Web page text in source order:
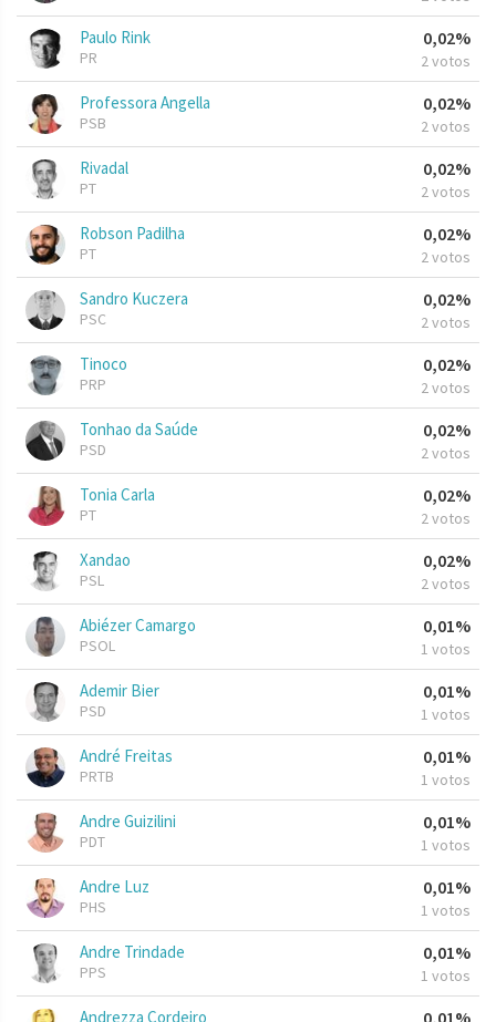
Paulo Rink
PR
0,02%
2 votos
Professora Angella
PSB
0,02%
2 votos
Rivadal
PT
0,02%
2 votos
Robson Padilha
PT
0,02%
2 votos
Sandro Kuczera
PSC
0,02%
2 votos
Tinoco
PRP
0,02%
2 votos
Tonhao da Saúde
PSD
0,02%
2 votos
Tonia Carla
PT
0,02%
2 votos
Xandao
PSL
0,02%
2 votos
Abiézer Camargo
PSOL
0,01%
1 votos
Ademir Bier
PSD
0,01%
1 votos
André Freitas
PRTB
0,01%
1 votos
Andre Guizilini
PDT
0,01%
1 votos
Andre Luz
PHS
0,01%
1 votos
Andre Trindade
PPS
0,01%
1 votos
Andrezza Cordeiro